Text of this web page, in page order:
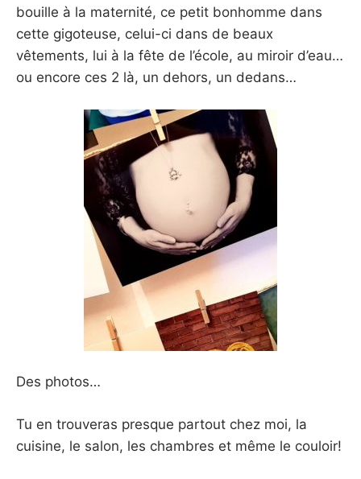
bouille à la maternité, ce petit bonhomme dans
cette gigoteuse, celui-ci dans de beaux
vêtements, lui à la fête de l’école, au miroir d’eau…
ou encore ces 2 là, un dehors, un dedans…
Des photos…
Tu en trouveras presque partout chez moi, la
cuisine, le salon, les chambres et même le couloir!